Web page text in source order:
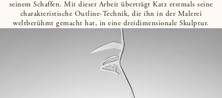
seinem Schaffen. Mit dieser Arbeit überträgt Katz erstmals seine
charakteristische Outline-Technik, die ihn in der Malerei
weltberühmt gemacht hat, in eine dreidimensionale Skulptur.